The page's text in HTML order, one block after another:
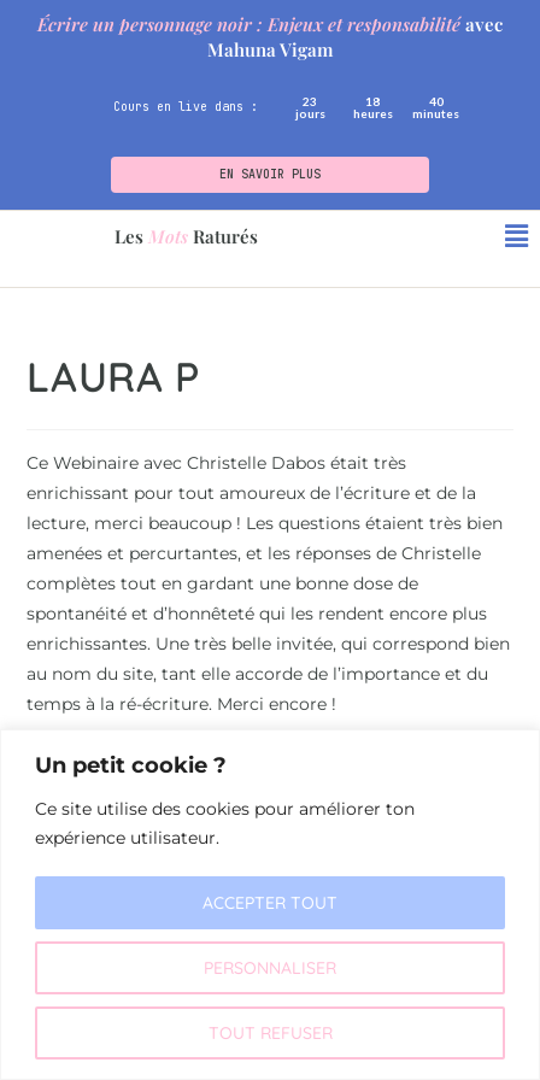
Un petit cookie ?
Ce site utilise des cookies pour améliorer ton
expérience utilisateur.
PERSONNALISER
TOUT REFUSER
ACCEPTER TOUT
Écrire un personnage noir : Enjeux et responsabilitéavec
Mahuna Vigam
Cours en live dans :
23
jours
18
heures
40
minutes
EN SAVOIR PLUS
Les Mots Raturés
LAURA P
Ce Webinaire avec Christelle Dabos était très
enrichissant pour tout amoureux de l’écriture et de la
lecture, merci beaucoup ! Les questions étaient très bien
amenées et percurtantes, et les réponses de Christelle
complètes tout en gardant une bonne dose de
spontanéité et d’honnêteté qui les rendent encore plus
enrichissantes. Une très belle invitée, qui correspond bien
au nom du site, tant elle accorde de l’importance et du
temps à la ré-écriture. Merci encore !
Laura P
© 2026 Les Mots Raturés